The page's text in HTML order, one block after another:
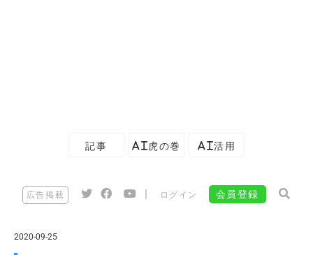
記事 AI虎の巻 AI活用
広告掲載 ログイン 会員登録
2020-09-25